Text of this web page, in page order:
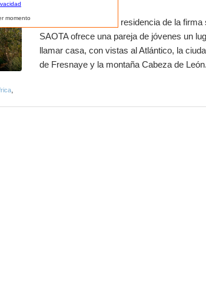
Head 1815, elegante residencia de la
SAOTA ofrece una pareja de jóvenes un
llamar casa, con vistas al Atlántico, la
de Fresnaye y la montaña Cabeza de
,
momento